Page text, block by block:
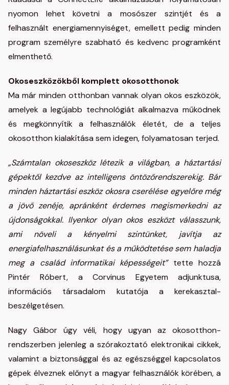
nyomon lehet követni a mosószer szintjét és a
felhasznált energiamennyiséget, emellett pedig minden
program személyre szabható és kedvenc programként
elmenthető.
Okoseszközökből komplett okosotthonok
Ma már minden otthonban vannak olyan okos eszközök,
amelyek a legújabb technológiát alkalmazva működnek
és megkönnyítik a felhasználók életét, de a teljes
okosotthon kialakítása sem idegen, folyamatosan terjed.
„Számtalan okoseszköz létezik a világban, a háztartási
gépektől kezdve az intelligens öntözőrendszerekig. Bár
minden háztartási eszköz okosra cserélése egyelőre még
a jövő zenéje, apránként érdemes megismerkedni az
újdonságokkal. Ilyenkor olyan okos eszközt válasszunk,
ami növeli a kényelmi szintünket, javítja az
energiafelhasználásunkat és a működtetése sem haladja
meg a család informatikai képességeit” tette hozzá
Pintér Róbert, a Corvinus Egyetem adjunktusa,
információs társadalom kutatója a kerekasztal-
beszélgetésen.
Nagy Gábor úgy véli, hogy ugyan az okosotthon-
rendszerben jelenleg a szórakoztató elektronikai cikkek,
valamint a biztonsággal és az egészséggel kapcsolatos
gépek élveznek előnyt a magyar felhasználók körében, a